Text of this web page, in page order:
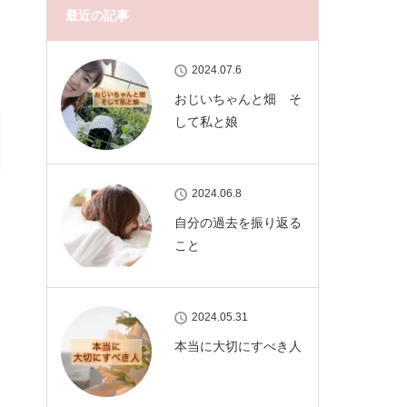
最近の記事
2024.07.6
おじいちゃんと畑 そ
して私と娘
2024.06.8
自分の過去を振り返る
こと
2024.05.31
本当に大切にすべき人